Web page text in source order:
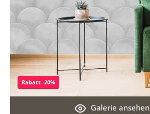
Galerie ansehen
Rabatt -20%